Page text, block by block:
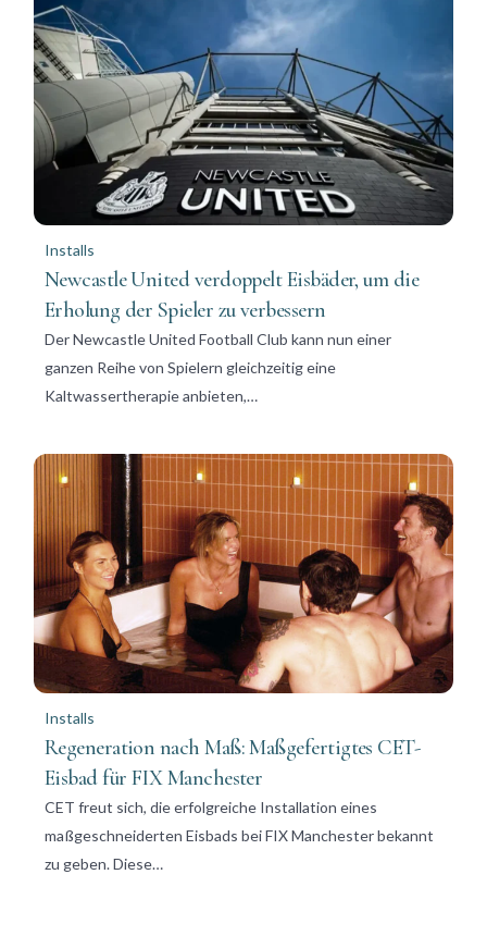
Installs
Newcastle United verdoppelt Eisbäder, um die
Erholung der Spieler zu verbessern
Der Newcastle United Football Club kann nun einer
ganzen Reihe von Spielern gleichzeitig eine
Kaltwassertherapie anbieten,…
Installs
Regeneration nach Maß: Maßgefertigtes CET-
Eisbad für FIX Manchester
CET freut sich, die erfolgreiche Installation eines
maßgeschneiderten Eisbads bei FIX Manchester bekannt
zu geben. Diese…